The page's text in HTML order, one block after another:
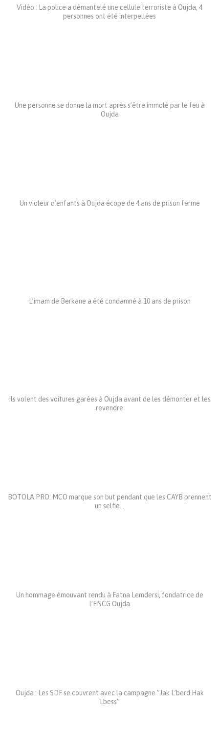
Vidéo : La police a démantelé une cellule terroriste à Oujda, 4
personnes ont été interpellées
Une personne se donne la mort après s’être immolé par le feu à
Oujda
Un violeur d’enfants à Oujda écope de 4 ans de prison ferme
L’imam de Berkane a été condamné à 10 ans de prison
Ils volent des voitures garées à Oujda avant de les démonter et les
revendre
BOTOLA PRO: MCO marque son but pendant que les CAYB prennent
un selfie…
Un hommage émouvant rendu à Fatna Lemdersi, fondatrice de
l’ENCG Oujda
Oujda : Les SDF se couvrent avec la campagne ”Jak L’berd Hak
Lbess”